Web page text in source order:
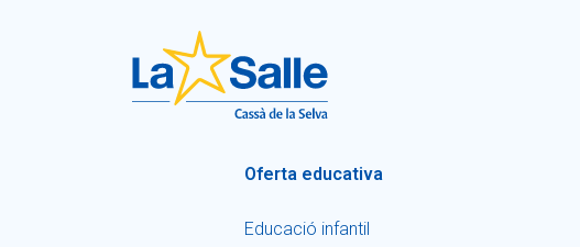
Oferta educativa
Educació infantil